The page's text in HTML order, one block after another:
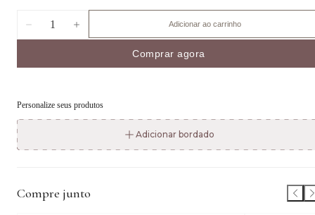
1 Adicionar ao carrinho
Comprar agora
Personalize seus produtos
Adicionar bordado
Compre junto